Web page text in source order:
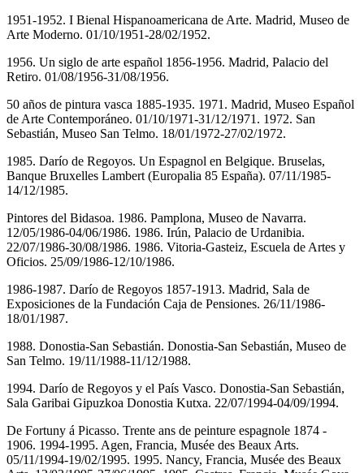
1951-1952. I Bienal Hispanoamericana de Arte. Madrid, Museo de
Arte Moderno. 01/10/1951-28/02/1952.
1956. Un siglo de arte español 1856-1956. Madrid, Palacio del
Retiro. 01/08/1956-31/08/1956.
50 años de pintura vasca 1885-1935. 1971. Madrid, Museo Español
de Arte Contemporáneo. 01/10/1971-31/12/1971. 1972. San
Sebastián, Museo San Telmo. 18/01/1972-27/02/1972.
1985. Darío de Regoyos. Un Espagnol en Belgique. Bruselas,
Banque Bruxelles Lambert (Europalia 85 España). 07/11/1985-
14/12/1985.
Pintores del Bidasoa. 1986. Pamplona, Museo de Navarra.
12/05/1986-04/06/1986. 1986. Irún, Palacio de Urdanibia.
22/07/1986-30/08/1986. 1986. Vitoria-Gasteiz, Escuela de Artes y
Oficios. 25/09/1986-12/10/1986.
1986-1987. Darío de Regoyos 1857-1913. Madrid, Sala de
Exposiciones de la Fundación Caja de Pensiones. 26/11/1986-
18/01/1987.
1988. Donostia-San Sebastián. Donostia-San Sebastián, Museo de
San Telmo. 19/11/1988-11/12/1988.
1994. Darío de Regoyos y el País Vasco. Donostia-San Sebastián,
Sala Garibai Gipuzkoa Donostia Kutxa. 22/07/1994-04/09/1994.
De Fortuny á Picasso. Trente ans de peinture espagnole 1874 -
1906. 1994-1995. Agen, Francia, Musée des Beaux Arts.
05/11/1994-19/02/1995. 1995. Nancy, Francia, Musée des Beaux